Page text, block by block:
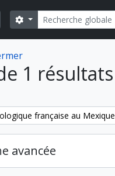
Rechercher
Search options
1 résultats
française au Mexique
avancée